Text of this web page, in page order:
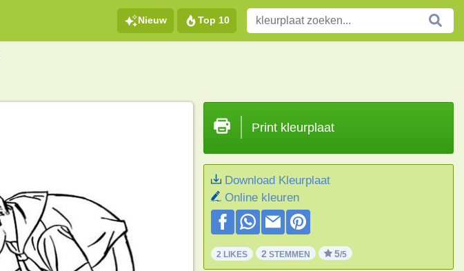
Nieuw Top 10
Print kleurplaat
Download Kleurplaat
Online kleuren
2 LIKES 2 STEMMEN 5/5